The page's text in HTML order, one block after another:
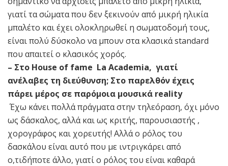
γιατί τα σώματα που δεν ξεκινούν από μικρή ηλικία
μπαλέτο και έχει ολοκληρωθεί η σωματοδομή τους,
είναι πολύ δύσκολο να μπουν στα κλασικά standard
που απαιτεί ο κλασικός χορός.
– Στο House of fame La Academia, γιατί
ανέλαβες τη διεύθυνση; Στο παρελθόν έχεις
πάρει μέρος σε παρόμοια μουσικά reality
Έχω κάνει πολλά πράγματα στην τηλεόραση, όχι μόνο
ως δάσκαλος, αλλά και ως κριτής, παρουσιαστής ,
χορογράφος και χορευτής! Αλλά ο ρόλος του
δασκάλου είναι αυτό που με ιντριγκάρει από
ο,τιδήποτε άλλο, γιατί ο ρόλος του είναι καθαρά